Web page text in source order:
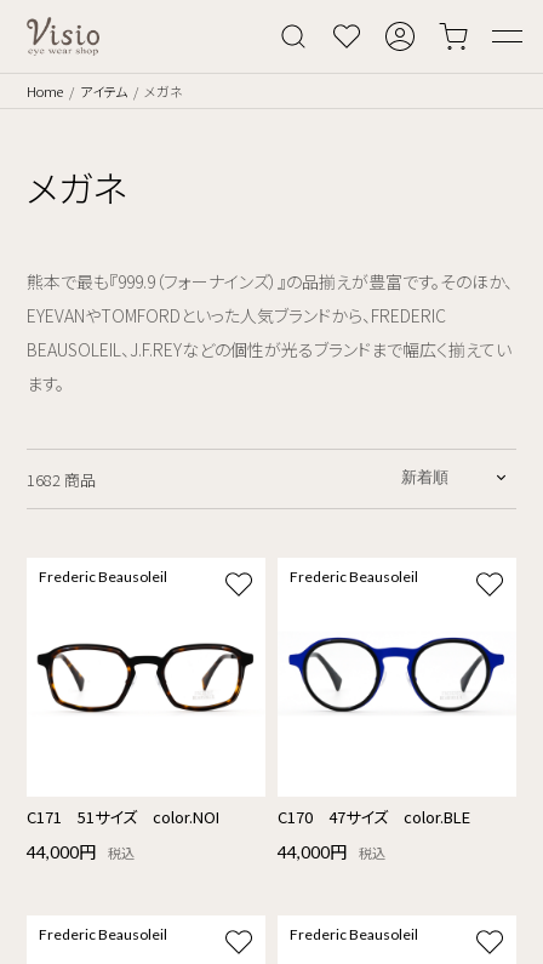
Home アイテム メガネ
メガネ
熊本で最も『999.9（フォーナインズ）』の品揃えが豊富です。そのほか、
EYEVANやTOMFORDといった人気ブランドから、FREDERIC
BEAUSOLEIL、J.F.REYなどの個性が光るブランドまで幅広く揃えてい
ます。
1682 商品
Frederic Beausoleil
C171 51サイズ color.NOI
44,000円 税込
Frederic Beausoleil
C170 47サイズ color.BLE
44,000円 税込
Frederic Beausoleil Frederic Beausoleil